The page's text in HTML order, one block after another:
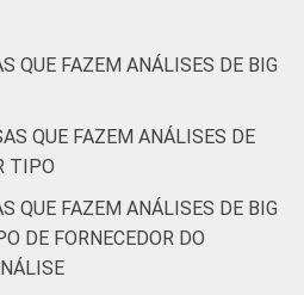
14
16
Comércio,
de
veículos
e
QUE FAZEM ANÁLISES DE BIG
QUE FAZEM ANÁLISES DE
TIPO
QUE FAZEM ANÁLISES DE BIG
DE FORNECEDOR DO